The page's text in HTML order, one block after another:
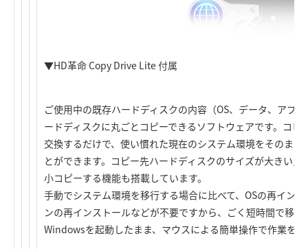
▼HD革命 Copy Drive Lite 付属
ご使用中の既存ハードディスクの内容（OS、データ、アプ
ードディスクに丸ごとコピーできるソフトウェアです。コ
交換するだけで、使い慣れた現在のシステム環境をそのま
とができます。コピー先ハードディスクのサイズが大きい
小コピーする機能も搭載しています。
手動でシステム環境を移行する場合に比べて、OSの再イン
ンの再インストールなどが不要ですから、ごく短時間で移
Windowsを起動したまま、マウスによる簡単操作で作業を